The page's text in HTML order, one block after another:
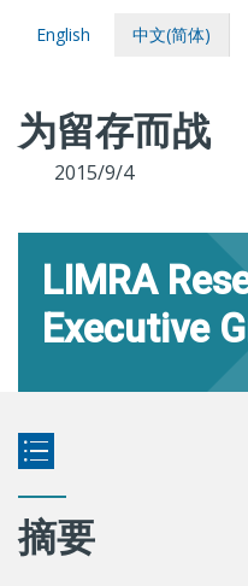
English 中文(简体)
为留存而战
2015/9/4
LIMRA
Executive
摘要